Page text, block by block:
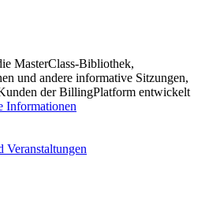
MasterClass-Bibliothek,
und andere informative Sitzungen,
der BillingPlatform entwickelt
Informationen
Veranstaltungen